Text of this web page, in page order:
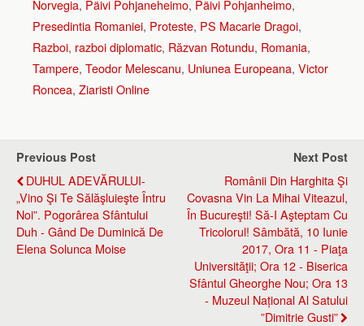
Norvegia, Päivi Pohjaneheimo, Päivi Pohjanheimo,
Presedintia Romaniei, Proteste, PS Macarie Dragoi,
Razboi, razboi diplomatic, Răzvan Rotundu, Romania,
Tampere, Teodor Melescanu, Uniunea Europeana, Victor
Roncea, Ziaristi Online
Previous Post
DUHUL ADEVĂRULUI-
„Vino Şi Te Sălăşluieşte Întru
Noi”. Pogorârea Sfântului
Duh - Gând De Duminică De
Elena Solunca Moise
Next Post
Românii Din Harghita Şi
Covasna Vin La Mihai Viteazul,
În Bucureşti! Să-I Aşteptam Cu
Tricolorul! Sâmbătă, 10 Iunie
2017, Ora 11 - Piaţa
Universităţii; Ora 12 - Biserica
Sfântul Gheorghe Nou; Ora 13
- Muzeul Național Al Satului
”Dimitrie Gusti”